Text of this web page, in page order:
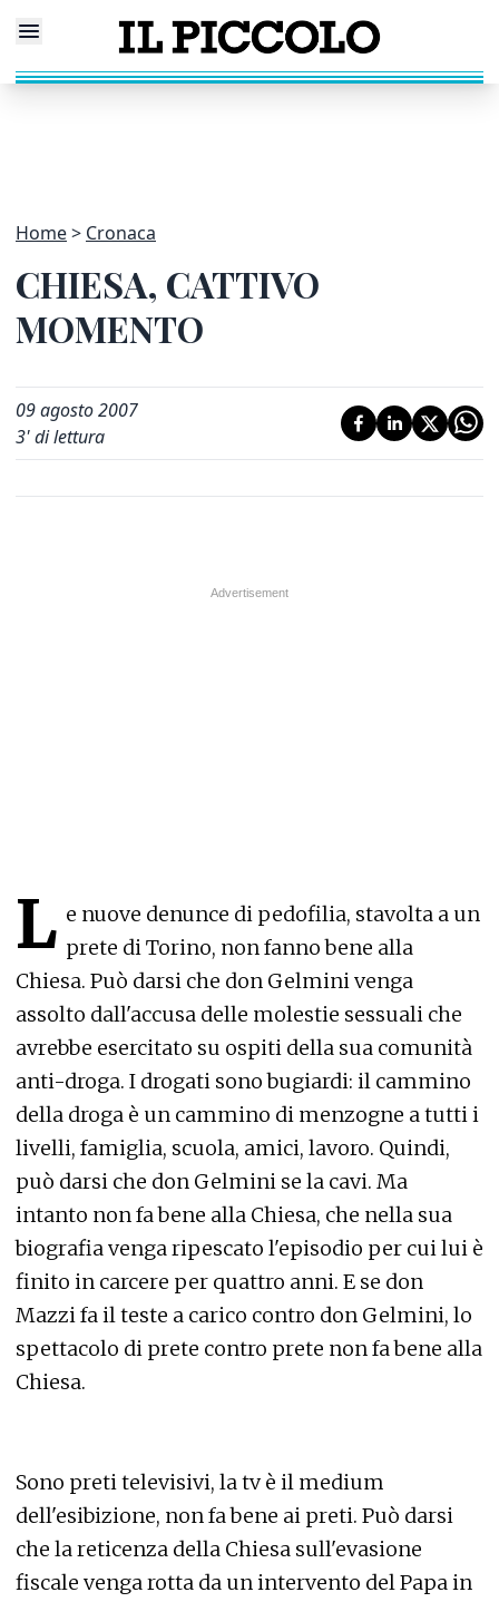
Home Cronaca
CHIESA, CATTIVO
MOMENTO
09 agosto 2007
3' di lettura
L e nuove denunce di pedofilia, stavolta a un
prete di Torino, non fanno bene alla
Chiesa. Può darsi che don Gelmini venga
assolto dall'accusa delle molestie sessuali che
avrebbe esercitato su ospiti della sua comunità
anti-droga. I drogati sono bugiardi: il cammino
della droga è un cammino di menzogne a tutti i
livelli, famiglia, scuola, amici, lavoro. Quindi,
può darsi che don Gelmini se la cavi. Ma
intanto non fa bene alla Chiesa, che nella sua
biografia venga ripescato l'episodio per cui lui è
finito in carcere per quattro anni. E se don
Mazzi fa il teste a carico contro don Gelmini, lo
spettacolo di prete contro prete non fa bene alla
Chiesa.
Sono preti televisivi, la tv è il medium
dell'esibizione, non fa bene ai preti. Può darsi
che la reticenza della Chiesa sull'evasione
fiscale venga rotta da un intervento del Papa in